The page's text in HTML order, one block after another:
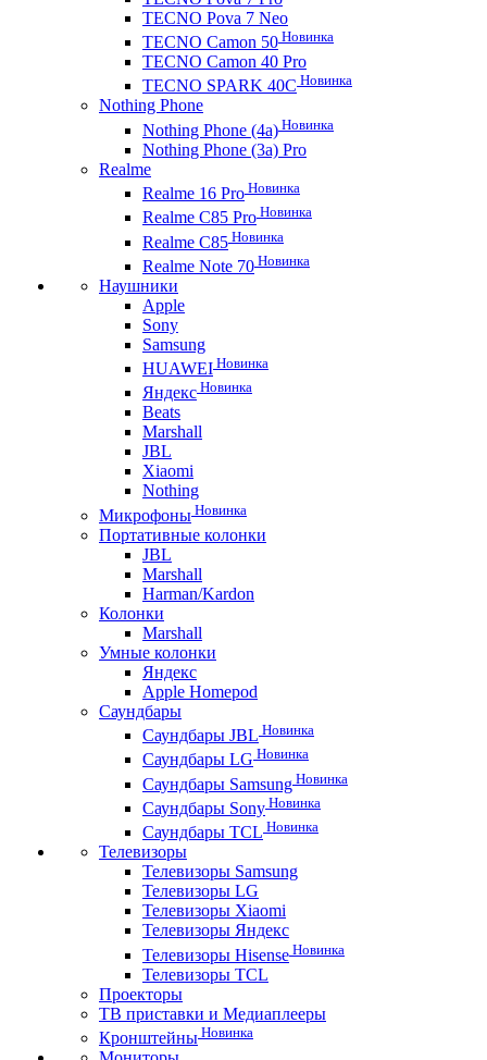
TECNO Pova 7 Neo
TECNO Camon 50 Новинка
TECNO Camon 40 Pro
TECNO SPARK 40C Новинка
Nothing Phone
Nothing Phone (4a) Новинка
Nothing Phone (3a) Pro
Realme
Realme 16 Pro Новинка
Realme C85 Pro Новинка
Realme C85 Новинка
Realme Note 70 Новинка
Наушники
Apple
Sony
Samsung
HUAWEI Новинка
Яндекс Новинка
Beats
Marshall
JBL
Xiaomi
Nothing
Микрофоны Новинка
Портативные колонки
JBL
Marshall
Harman/Kardon
Колонки
Marshall
Умные колонки
Яндекс
Apple Homepod
Саундбары
Саундбары JBL Новинка
Саундбары LG Новинка
Саундбары Samsung Новинка
Саундбары Sony Новинка
Саундбары TCL Новинка
Телевизоры
Телевизоры Samsung
Телевизоры LG
Телевизоры Xiaomi
Телевизоры Яндекс
Телевизоры Hisense Новинка
Телевизоры TCL
Проекторы
ТВ приставки и Медиаплееры
Кронштейны Новинка